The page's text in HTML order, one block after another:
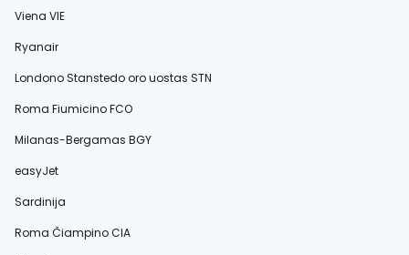
Viena VIE
Ryanair
Londono Stanstedo oro uostas STN
Roma Fiumicino FCO
Milanas-Bergamas BGY
easyJet
Sardinija
Roma Čiampino CIA